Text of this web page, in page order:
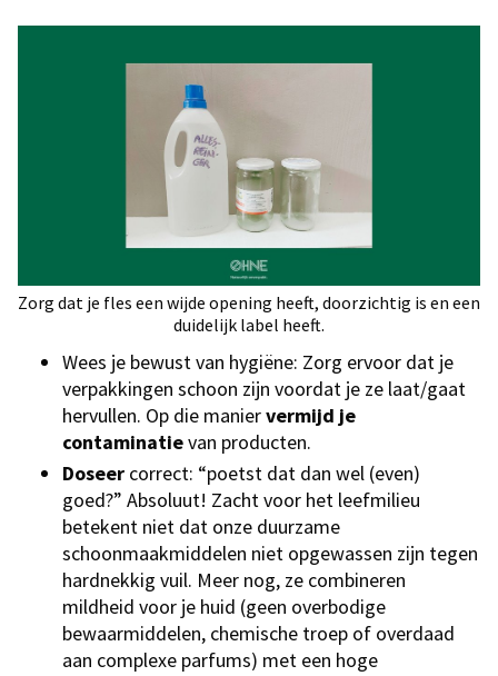
Zorg dat je fles een wijde opening heeft, doorzichtig is en een
duidelijk label heeft.
Wees je bewust van hygiëne: Zorg ervoor dat je
verpakkingen schoon zijn voordat je ze laat/gaat
hervullen. Op die maniervermijd je
contaminatievan producten.
Doseer correct: “poetst dat dan wel (even)
goed?” Absoluut! Zacht voor het leefmilieu
betekent niet dat onze duurzame
schoonmaakmiddelen niet opgewassen zijn tegen
hardnekkig vuil. Meer nog, ze combineren
mildheid voor je huid (geen overbodige
bewaarmiddelen, chemische troep of overdaad
aan complexe parfums) met een hoge